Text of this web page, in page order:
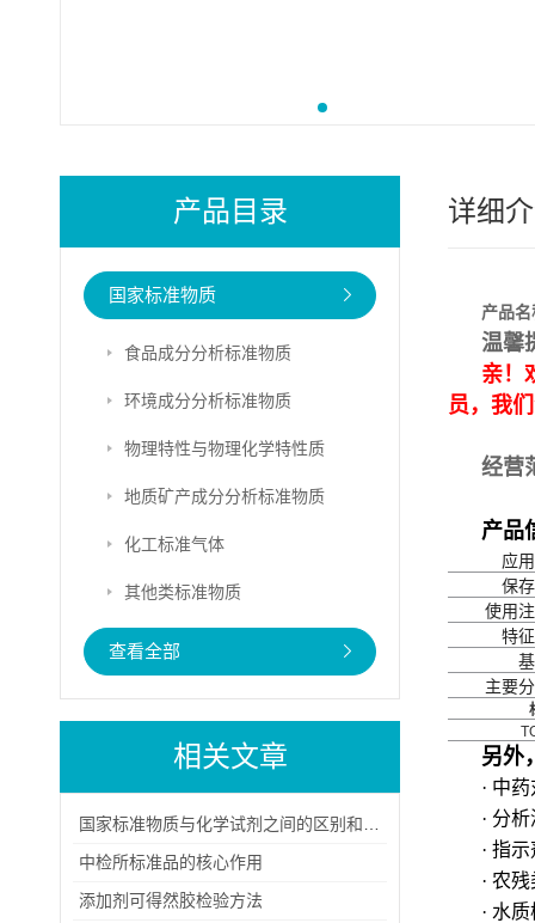
产品目录
国家标准物质
食品成分分析标准物质
环境成分分析标准物质
物理特性与物理化学特性质
地质矿产成分分析标准物质
化工标准气体
其他类标准物质
查看全部
相关文章
中检所标准品的核心作用
添加剂可得然胶检验方法
详细
产品
温馨
亲！
员，我
经营
产品
应
保
使用
特
主要
另外
· 中
· 分
· 指
· 农
· 水